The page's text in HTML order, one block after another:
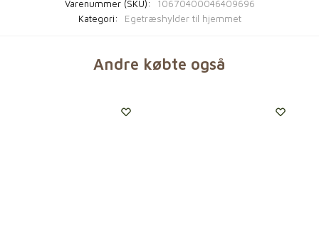
Varenummer (SKU):
10670400046409696
Kategori:
Egetræshylder til hjemmet
Andre købte også